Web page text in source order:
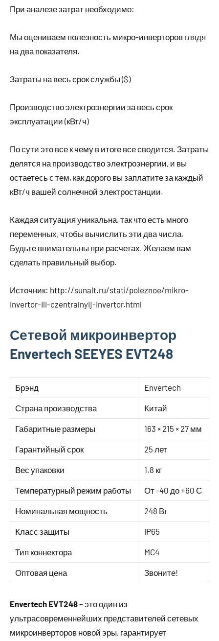
При аналезе затрат необходимо:
Мы оцениваем полезность микро-инверторов глядя
на два показателя.
Затраты на весь срок службы ($)
Производство электроэнергии за весь срок
эксплуатации (кВт/ч)
По сути это все к чему в итоге все сводится. Затраты
делятся на производство электроэнергии, и вы
остаетесь с тем, как дорого вы заплатите за каждый
кВт/ч вашей солнечной электростанции.
Каждая ситуация уникальна, так что есть много
переменных, чтобы вычислить эти два числа.
Будьте внимательны при расчетах. Желаем вам
сделать правильный выбор.
Источник: http://sunalt.ru/stati/poleznoe/mikro-
invertor-ili-czentralnyij-invertor.html
Сетевой микроинвертор
Envertech SEEYES EVT248
Брэнд Envertech
Страна производства Китай
Габаритные размеры 163 × 215 × 27 мм
Гарантийный срок 25 лет
Вес упаковки 1.8 кг
Температурный режим работы От -40 до +60 С
Номинальная мощность 248 Вт
Класс защиты IP65
Тип коннектора MC4
Оптовая цена Звоните!
Envertech EVT248– это один из
ультрасовременнейших представителей сетевых
микроинверторов новой эры, гарантирует